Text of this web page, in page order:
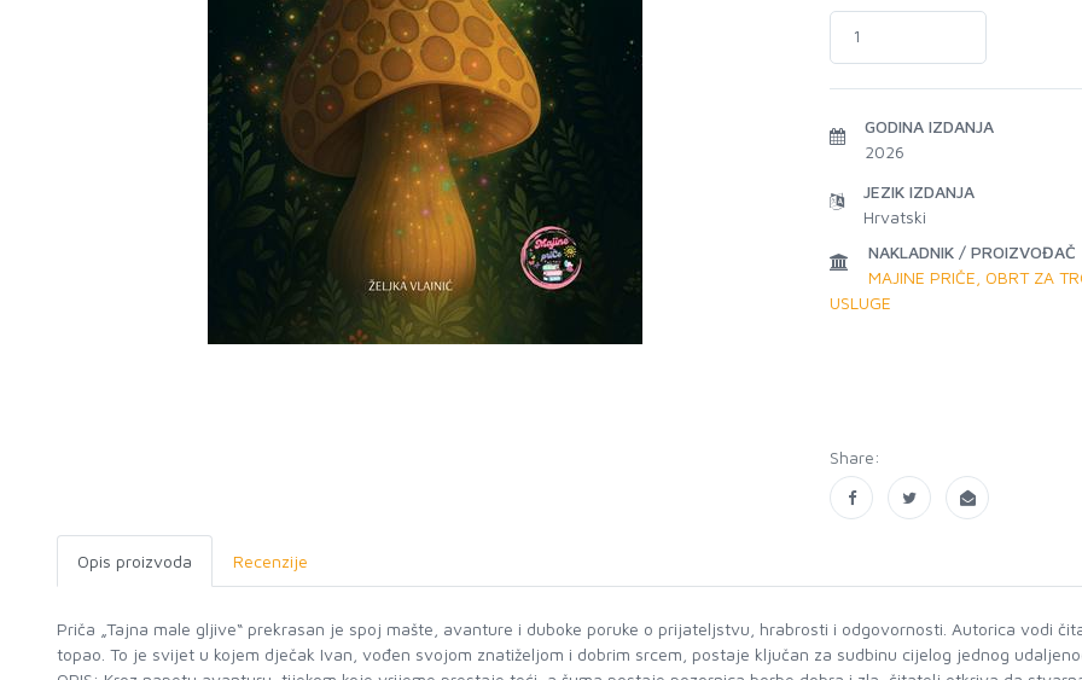
GODINA IZDANJA
2026
JEZIK IZDANJA
Hrvatski
NAKLADNIK / PROIZVOĐAČ
MAJINE PRIČE, OBRT ZA
USLUGE
Share:
Opis proizvoda Recenzije
Priča „Tajna male gljive“ prekrasan je spoj mašte, avanture i duboke poruke o prijateljstvu, hrabrosti i odgovornosti. Autorica vodi
topao. To je svijet u kojem dječak Ivan, vođen svojom znatiželjom i dobrim srcem, postaje ključan za sudbinu cijelog jednog